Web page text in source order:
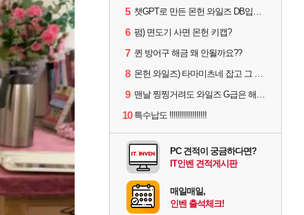
5 챗GPT로 만든 몬헌 와일즈 DB입니다.
6 펌) 면도기 사면 몬헌 키캡?
7 퀸 방어구 해금 왜 안될까요??
8 몬헌 와일즈) 타마미츠네 잡고 그 뒤로 안했는데 복귀하려면 뭐부터..?
9 맨날 찡찡거려도 와일즈 G급은 해야하니까 접속 jpg
10 특수납도 !!!!!!!!!!!!!!!!!!
PC 견적이 궁금하다면?
IT인벤 견적게시판
매일매일,
인벤 출석체크!